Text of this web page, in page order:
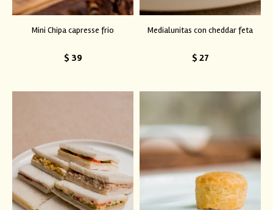
Mini Chipa capresse frio
$ 39
Medialunitas con cheddar feta
$ 27